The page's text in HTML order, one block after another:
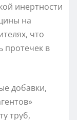
инертности
на
что
протечек в
добавки,
труб,